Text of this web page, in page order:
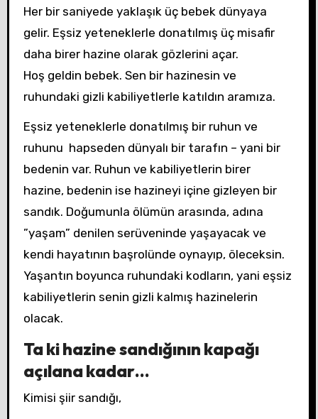
Her bir saniyede yaklaşık üç bebek dünyaya
gelir. Eşsiz yeteneklerle donatılmış üç misafir
daha birer hazine olarak gözlerini açar.
Hoş geldin bebek. Sen bir hazinesin ve
ruhundaki gizli kabiliyetlerle katıldın aramıza.
Eşsiz yeteneklerle donatılmış bir ruhun ve
ruhunu hapseden dünyalı bir tarafın – yani bir
bedenin var. Ruhun ve kabiliyetlerin birer
hazine, bedenin ise hazineyi içine gizleyen bir
sandık. Doğumunla ölümün arasında, adına
”yaşam” denilen serüveninde yaşayacak ve
kendi hayatının başrolünde oynayıp, öleceksin.
Yaşantın boyunca ruhundaki kodların, yani eşsiz
kabiliyetlerin senin gizli kalmış hazinelerin
olacak.
Ta ki hazine sandığının kapağı
açılana kadar…
Kimisi şiir sandığı,